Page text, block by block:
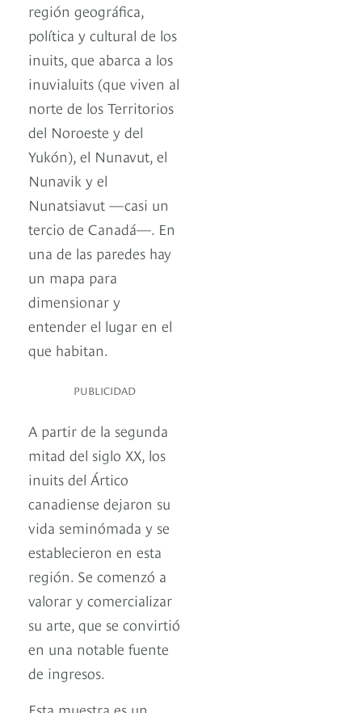
región geográfica,
política y cultural de los
inuits, que abarca a los
inuvialuits (que viven al
norte de los Territorios
del Noroeste y del
Yukón), el Nunavut, el
Nunavik y el
Nunatsiavut —casi un
tercio de Canadá—. En
una de las paredes hay
un mapa para
dimensionar y
entender el lugar en el
que habitan.
PUBLICIDAD
A partir de la segunda
mitad del siglo XX, los
inuits del Ártico
canadiense dejaron su
vida seminómada y se
establecieron en esta
región. Se comenzó a
valorar y comercializar
su arte, que se convirtió
en una notable fuente
de ingresos.
Esta muestra es un